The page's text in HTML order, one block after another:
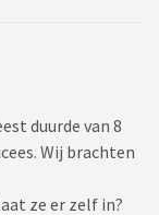
duurde van 8
Wij brachten
ze er zelf in?